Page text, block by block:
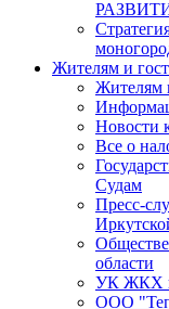
Жителям и
Жителям
Новости
Все о
Судам
Пресс-
области
УК ЖКХ
ООО